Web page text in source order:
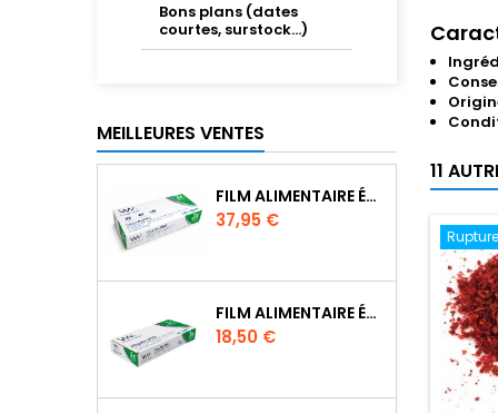
Bons plans (dates
courtes, surstock...)
MEILLEURES VENTES
FILM ALIMENTAIRE ÉTIRABLE POUR WRAPMASTER 4500 - 31C62
Prix
37,95 €
FILM ALIMENTAIRE ÉTIRABLE POUR WRAPMASTER 1000 PRO - 31C78
Prix
18,50 €
11